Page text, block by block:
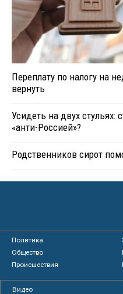
Переплату по налогу на
вернуть
Усидеть на двух стульях:
«анти-Россией»?
Родственников сирот
Политика
Общество
Происшествия
Видео